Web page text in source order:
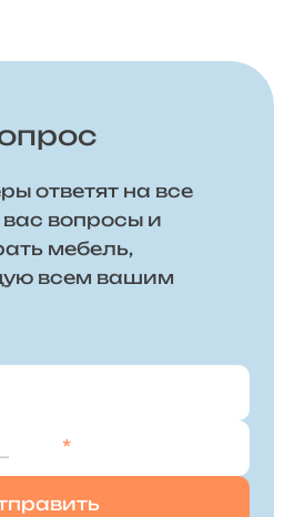
ответят на все
вопросы и
мебель,
всем вашим
*